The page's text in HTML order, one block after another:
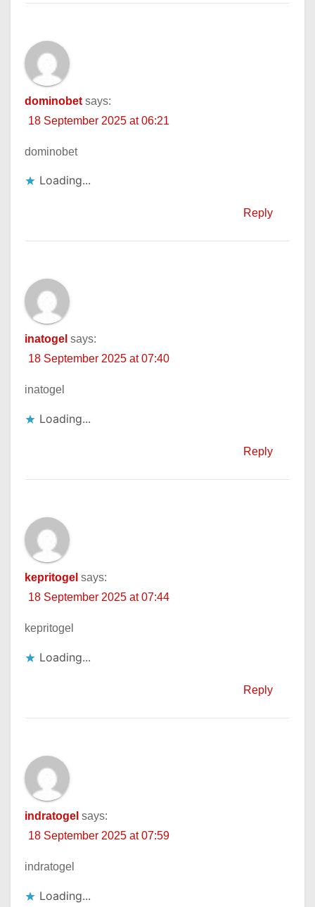
dominobet says:
18 September 2025 at 06:21
dominobet
Loading...
Reply
inatogel says:
18 September 2025 at 07:40
inatogel
Loading...
Reply
kepritogel says:
18 September 2025 at 07:44
kepritogel
Loading...
Reply
indratogel says:
18 September 2025 at 07:59
indratogel
Loading...